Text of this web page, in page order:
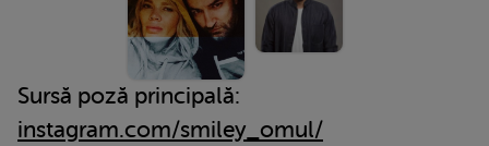
Sursă poză principală:
instagram.com/smiley_omul/